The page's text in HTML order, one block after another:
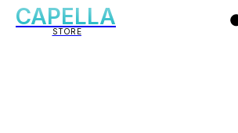
CAPELLA
STORE